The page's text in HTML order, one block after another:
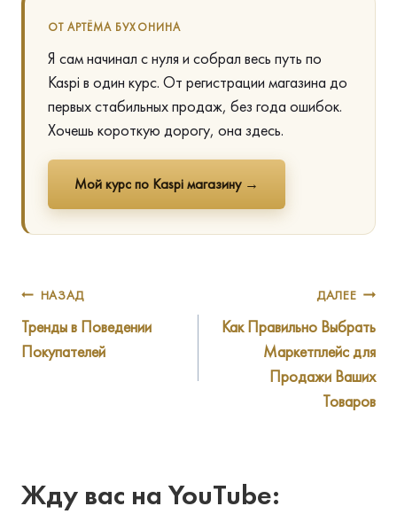
ОТ АРТЁМА БУХОНИНА
Я сам начинал с нуля и собрал весь путь по
Kaspi в один курс. От регистрации магазина до
первых стабильных продаж, без года ошибок.
Хочешь короткую дорогу, она здесь.
Мой курс по Kaspi магазину →
Навигация
по
записям
НАЗАД
Тренды в Поведении
Покупателей
ДАЛЕЕ
Как Правильно Выбрать
Маркетплейс для
Продажи Ваших
Товаров
Жду вас на YouTube: